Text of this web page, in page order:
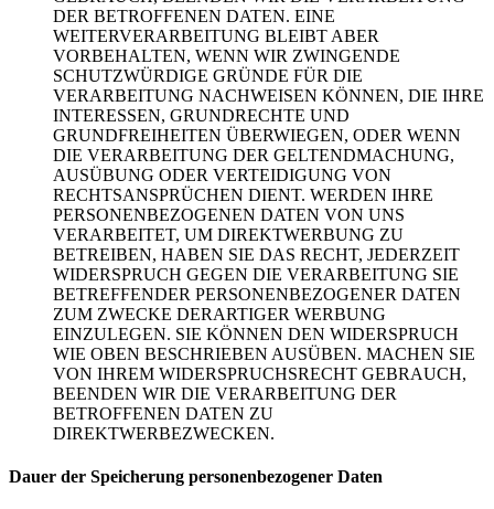
DER BETROFFENEN DATEN. EINE
WEITERVERARBEITUNG BLEIBT ABER
VORBEHALTEN, WENN WIR ZWINGENDE
SCHUTZWÜRDIGE GRÜNDE FÜR DIE
VERARBEITUNG NACHWEISEN KÖNNEN, DIE IHRE
INTERESSEN, GRUNDRECHTE UND
GRUNDFREIHEITEN ÜBERWIEGEN, ODER WENN
DIE VERARBEITUNG DER GELTENDMACHUNG,
AUSÜBUNG ODER VERTEIDIGUNG VON
RECHTSANSPRÜCHEN DIENT. WERDEN IHRE
PERSONENBEZOGENEN DATEN VON UNS
VERARBEITET, UM DIREKTWERBUNG ZU
BETREIBEN, HABEN SIE DAS RECHT, JEDERZEIT
WIDERSPRUCH GEGEN DIE VERARBEITUNG SIE
BETREFFENDER PERSONENBEZOGENER DATEN
ZUM ZWECKE DERARTIGER WERBUNG
EINZULEGEN. SIE KÖNNEN DEN WIDERSPRUCH
WIE OBEN BESCHRIEBEN AUSÜBEN. MACHEN SIE
VON IHREM WIDERSPRUCHSRECHT GEBRAUCH,
BEENDEN WIR DIE VERARBEITUNG DER
BETROFFENEN DATEN ZU
DIREKTWERBEZWECKEN.
Dauer der Speicherung personenbezogener Daten